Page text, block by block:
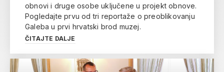
obnovi i druge osobe uključene u projekt obnove.
Pogledajte prvu od tri reportaže o preoblikovanju
Galeba u prvi hrvatski brod muzej.
ČITAJTE DALJE